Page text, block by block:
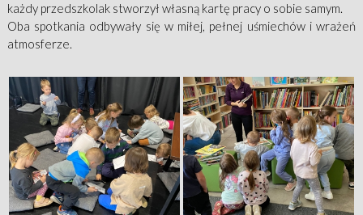
każdy przedszkolak stworzył własną kartę pracy o sobie samym.
Oba spotkania odbywały się w miłej, pełnej uśmiechów i wrażeń
atmosferze.